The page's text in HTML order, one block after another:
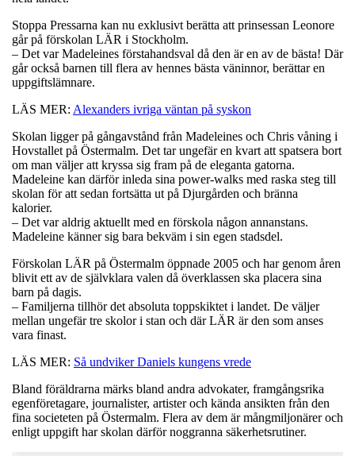
Stoppa Pressarna kan nu exklusivt berätta att prinsessan Leonore
går på förskolan LÄR i Stockholm.
– Det var Madeleines förstahandsval då den är en av de bästa! Där
går också barnen till flera av hennes bästa väninnor, berättar en
uppgiftslämnare.
LÄS MER: Alexanders ivriga väntan på syskon
Skolan ligger på gångavstånd från Madeleines och Chris våning i
Hovstallet på Östermalm. Det tar ungefär en kvart att spatsera bort
om man väljer att kryssa sig fram på de eleganta gatorna.
Madeleine kan därför inleda sina power-walks med raska steg till
skolan för att sedan fortsätta ut på Djurgården och bränna
kalorier.
– Det var aldrig aktuellt med en förskola någon annanstans.
Madeleine känner sig bara bekväm i sin egen stadsdel.
Förskolan LÄR på Östermalm öppnade 2005 och har genom åren
blivit ett av de självklara valen då överklassen ska placera sina
barn på dagis.
– Familjerna tillhör det absoluta toppskiktet i landet. De väljer
mellan ungefär tre skolor i stan och där LÄR är den som anses
vara finast.
LÄS MER: Så undviker Daniels kungens vrede
Bland föräldrarna märks bland andra advokater, framgångsrika
egenföretagare, journalister, artister och kända ansikten från den
fina societeten på Östermalm. Flera av dem är mångmiljonärer och
enligt uppgift har skolan därför noggranna säkerhetsrutiner.